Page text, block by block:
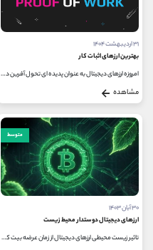
۳۱ اردیبهشت ۱۴۰۴
بهترین ارزهای اثبات کار
امروزه ارزهای دیجیتال به عنوان پدیده ای تحول آفرین در نظام مالی جهانی مطرح شده اند. این دارایی های دیجیتال که بر پایه فناوری...
مشاهده
متوسط
۳۰ آبان ۱۴۰۳
ارزهای دیجیتال دوستدار محیط زیست
تاثیر زیست محیطی ارزهای دیجیتال از زمان عرضه بیت کوین در سال های 2008 و 2009 مورد بحث قرار گرفت و با رشد این بازار جدی تر شد. اگرچه...